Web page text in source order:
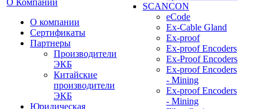
О Компании
О компании
Сертификаты
Партнеры
Производители
ЭКБ
Китайские
производители
ЭКБ
Юридическая
SCANCON
eCode
Ex-Cable Gland
Ex-proof
Ex-proof Encoders
Ex-Proof Encoders
Ex-proof Encoders
- Mining
Ex-proof Encoders
- Mining